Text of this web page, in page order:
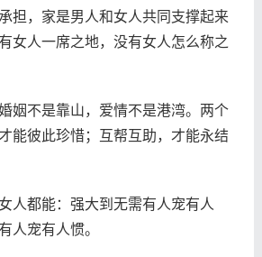
担，家是男人和女人共同支撑起来
女人一席之地，没有女人怎么称之
姻不是靠山，爱情不是港湾。两个
能彼此珍惜；互帮互助，才能永结
人都能：强大到无需有人宠有人
人宠有人惯。